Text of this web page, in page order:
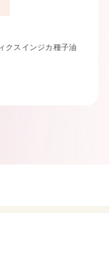
クスインジカ種子油